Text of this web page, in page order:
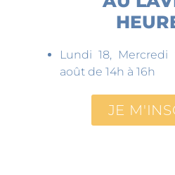
Lundi 18,
août de 14h à 16h
JE